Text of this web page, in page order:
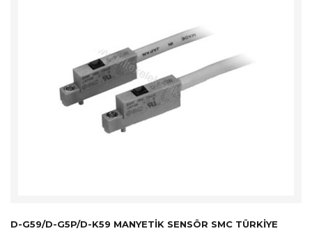
D-G59/D-G5P/D-K59 MANYETIK SENSÖR SMC TÜRKİYE